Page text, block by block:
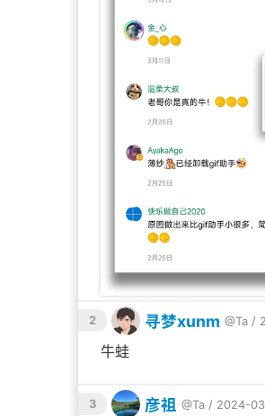
导出 GIF 时，可以随心调
新增色度抠图
2 寻梦xunm @Ta /
牛蛙
3 彦祖 @Ta / 2024-